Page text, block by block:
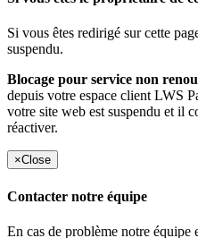
Si vous êtes redirigé sur cette
suspendu.
Blocage pour service non
depuis votre espace client LWS
votre site web est suspendu et il
réactiver.
×Close
Contacter notre équipe
En cas de problème notre équipe